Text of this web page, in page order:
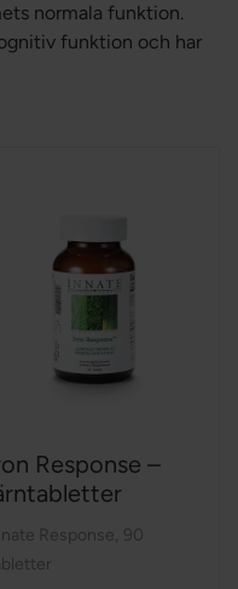
normala funktion.
funktion och har
Response –
Response 90